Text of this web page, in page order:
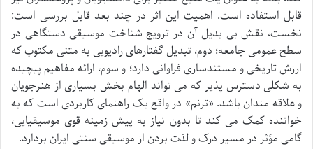
قابل استفاده است. اهمیت این اثر در چند بعد قابل بررسی است:
نخست، نقش بی بدیل آن در ترویج شناخت موسیقی دستگاهی در
سطح عمومی جامعه؛ دوم، تبدیل گفتارهای رادیویی به متنی مکتوب که
ارزش تاریخی و مستندسازی فراوانی دارد؛ و سوم، ارائه مفاهیم پیچیده
به شکلی دسترس پذیر که می تواند الهام بخش بسیاری از هنرجویان
و علاقه مندان باشد. «ترنم» در واقع یک راهنمای کاربردی است که به
خواننده کمک می کند تا بدون نیاز به پیش زمینه قوی موسیقیایی،
گامی مؤثر در مسیر درک و لذت بردن از موسیقی سنتی ایران بردارد.